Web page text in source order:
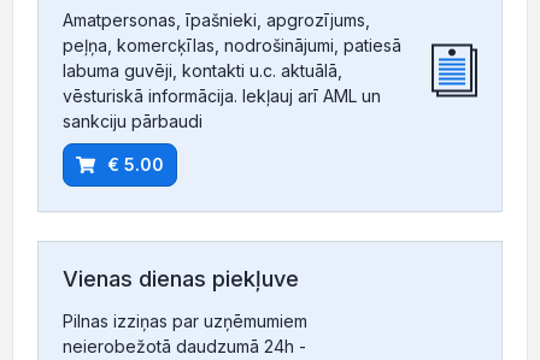
Amatpersonas, īpašnieki, apgrozījums,
peļņa, komercķīlas, nodrošinājumi, patiesā
labuma guvēji, kontakti u.c. aktuālā,
vēsturiskā informācija. Iekļauj arī AML un
sankciju pārbaudi
€ 5.00
Vienas dienas piekļuve
Pilnas izziņas par uzņēmumiem
neierobežotā daudzumā 24h -